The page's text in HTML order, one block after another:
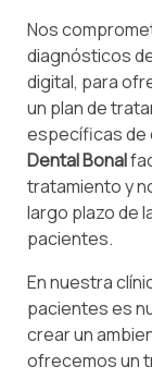
Nos
diagnósticos
digital, para
un plan de
específicas de
Dental Bonal
tratamiento y
largo plazo de
pacientes.
En nuestra
pacientes es
crear un
ofrecemos un